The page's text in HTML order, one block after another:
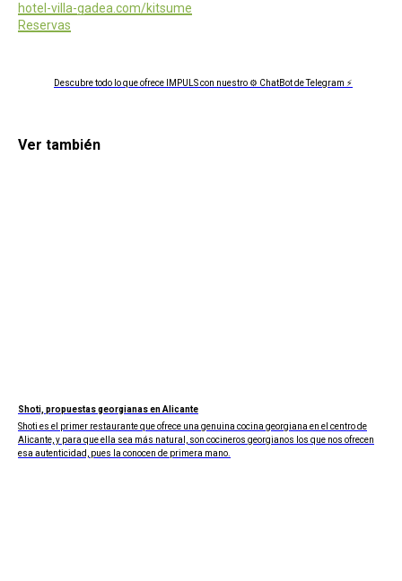
hotel-villa-gadea.com/kitsume
Reservas
Descubre todo lo que ofrece IMPULS con nuestro ⚙ ChatBot de Telegram ⚡
Ver también
Shoti, propuestas georgianas en Alicante
Shoti es el primer restaurante que ofrece una genuina cocina georgiana en el centro de
Alicante, y para que ella sea más natural, son cocineros georgianos los que nos ofrecen
esa autenticidad, pues la conocen de primera mano.